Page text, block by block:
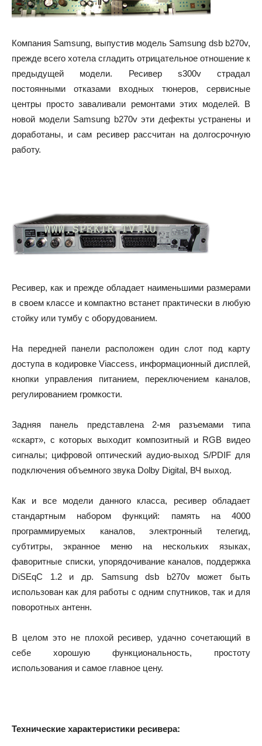
Компания Samsung, выпустив модель Samsung dsb b270v,
прежде всего хотела сгладить отрицательное отношение к
предыдущей модели. Ресивер s300v страдал
постоянными отказами входных тюнеров, сервисные
центры просто заваливали ремонтами этих моделей. В
новой модели Samsung b270v эти дефекты устранены и
доработаны, и сам ресивер рассчитан на долгосрочную
работу.
Ресивер, как и прежде обладает наименьшими размерами
в своем классе и компактно встанет практически в любую
стойку или тумбу с оборудованием.
На передней панели расположен один слот под карту
доступа в кодировке Viaccess, информационный дисплей,
кнопки управления питанием, переключением каналов,
регулированием громкости.
Задняя панель представлена 2-мя разъемами типа
«скарт», с которых выходит композитный и RGB видео
сигналы; цифровой оптический аудио-выход S/PDIF для
подключения объемного звука Dolby Digital, ВЧ выход.
Как и все модели данного класса, ресивер обладает
стандартным набором функций: память на 4000
программируемых каналов, электронный телегид,
субтитры, экранное меню на нескольких языках,
фаворитные списки, упорядочивание каналов, поддержка
DiSEqC 1.2 и др. Samsung dsb b270v может быть
использован как для работы с одним спутников, так и для
поворотных антенн.
В целом это не плохой ресивер, удачно сочетающий в
себе хорошую функциональность, простоту
использования и самое главное цену.
Технические характеристики ресивера: